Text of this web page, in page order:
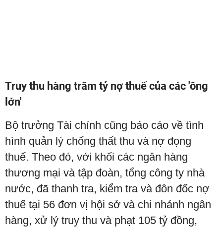
Truy thu hàng trăm tỷ nợ thuế của các 'ông
lớn'
Bộ trưởng Tài chính cũng báo cáo về tình
hình quản lý chống thất thu và nợ đọng
thuế. Theo đó, với khối các ngân hàng
thương mại và tập đoàn, tổng công ty nhà
nước, đã thanh tra, kiểm tra và đôn đốc nợ
thuế tại 56 đơn vị hội sở và chi nhánh ngân
hàng, xử lý truy thu và phạt 105 tỷ đồng,